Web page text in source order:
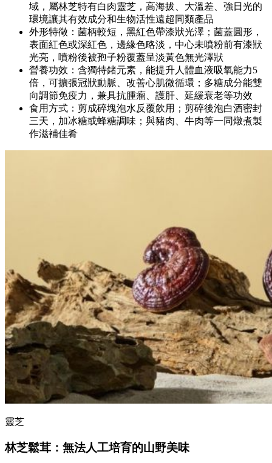
域，屬林芝特有白肉靈芝，高海拔、大溫差、強日光的
環境讓其有效成分和生物活性遠超同類產品
外形特徵：菌柄較短，黑紅色帶漆狀光澤；菌蓋圓形，
表面紅色或深紅色，邊緣色略淡，中心未噴粉前有漆狀
光亮，噴粉後被孢子粉覆蓋呈淡黃色無光澤狀
營養功效：含獨特鍺元素，能提升人體血液吸氧能力5
倍，可擴張冠狀動脈、改善心肌微循環；多糖成分能雙
向調節免疫力，兼具抗腫瘤、護肝、延緩衰老等功效
食用方式：剪成碎塊泡水反覆飲用；剪碎後泡白酒密封
三天，加冰糖或蜂糖調味；與豬肉、牛肉等一同燉煮製
作滋補佳肴
靈芝
林芝鬆茸：無法人工培育的山野美味